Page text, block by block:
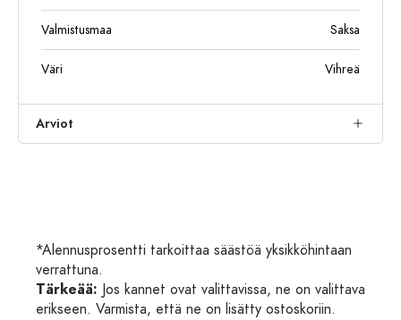
Valmistusmaa Saksa
Väri Vihreä
Arviot
*Alennusprosentti tarkoittaa säästöä yksikköhintaan
verrattuna.
Tärkeää: Jos kannet ovat valittavissa, ne on valittava
erikseen. Varmista, että ne on lisätty ostoskoriin.